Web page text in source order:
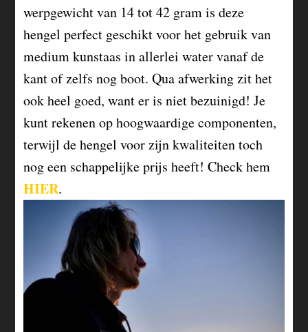
werpgewicht van 14 tot 42 gram is deze
hengel perfect geschikt voor het gebruik van
medium kunstaas in allerlei water vanaf de
kant of zelfs nog boot. Qua afwerking zit het
ook heel goed, want er is niet bezuinigd! Je
kunt rekenen op hoogwaardige componenten,
terwijl de hengel voor zijn kwaliteiten toch
nog een schappelijke prijs heeft! Check hem
HIER.